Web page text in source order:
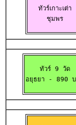
ทัวร์เกาะเต่า
ชุมพร
ทัวร์ 9 วัด
อยุธยา
- 890 บ